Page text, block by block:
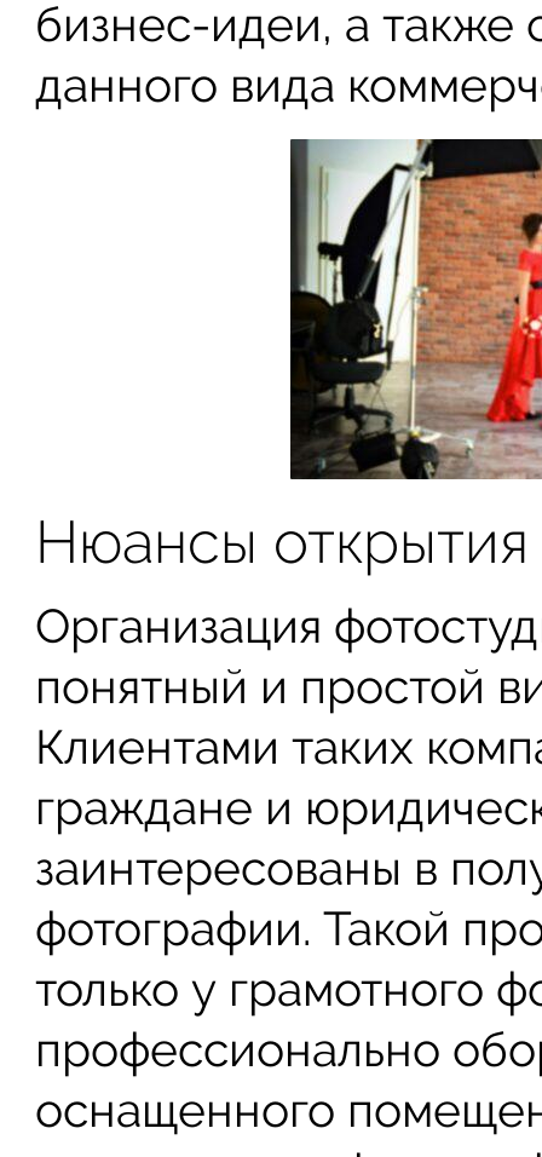
бизнес-идеи, а также
данного вида
Нюансы
Организация
понятный и простой
Клиентами таких
граждане и
заинтересованы в
фотографии. Такой
только у грамотного
профессионально
оснащенного